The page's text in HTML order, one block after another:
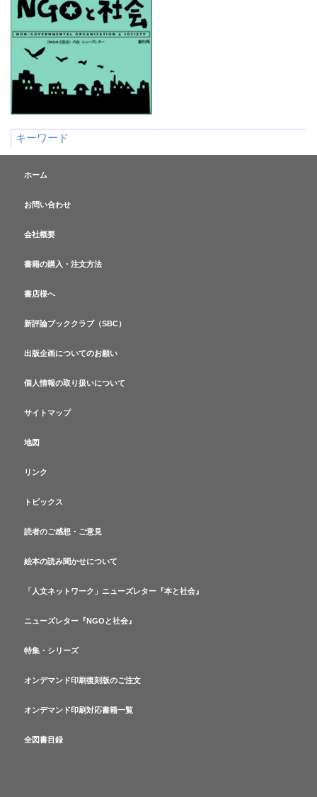
キーワード
ホーム
お問い合わせ
会社概要
書籍の購入・注文方法
書店様へ
新評論ブッククラブ（SBC）
出版企画についてのお願い
個人情報の取り扱いについて
サイトマップ
地図
リンク
トピックス
読者のご感想・ご意見
絵本の読み聞かせについて
「人文ネットワーク」ニューズレター『本と社会』
ニューズレター『NGOと社会』
特集・シリーズ
オンデマンド印刷復刻版のご注文
オンデマンド印刷対応書籍一覧
全図書目録